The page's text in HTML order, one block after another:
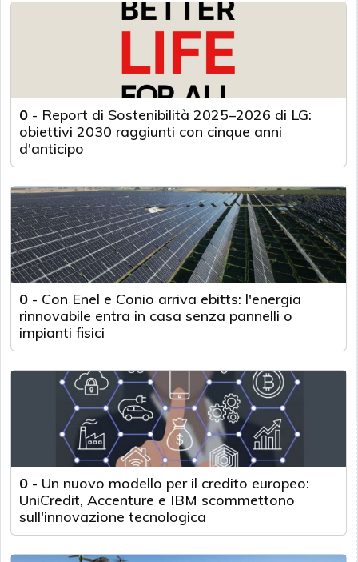
0 - Report di Sostenibilità 2025–2026 di LG:
obiettivi 2030 raggiunti con cinque anni
d'anticipo
0 - Con Enel e Conio arriva ebitts: l'energia
rinnovabile entra in casa senza pannelli o
impianti fisici
0 - Un nuovo modello per il credito europeo:
UniCredit, Accenture e IBM scommettono
sull'innovazione tecnologica